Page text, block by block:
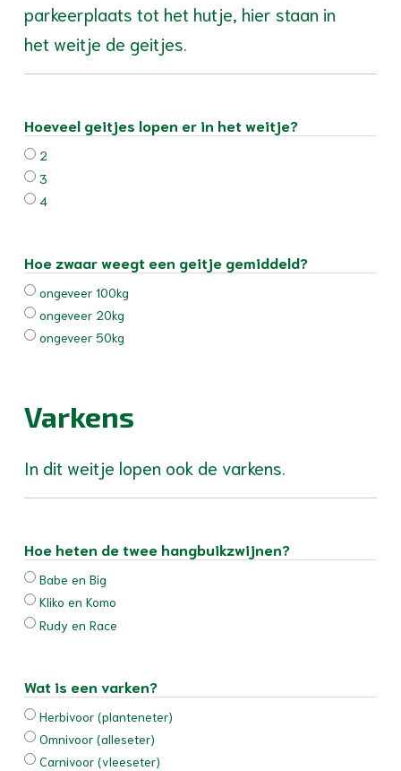
parkeerplaats tot het hutje, hier staan in
het weitje de geitjes.
Hoeveel geitjes lopen er in het weitje?
2
3
4
Hoe zwaar weegt een geitje gemiddeld?
ongeveer 100kg
ongeveer 20kg
ongeveer 50kg
Varkens
In dit weitje lopen ook de varkens.
Hoe heten de twee hangbuikzwijnen?
Babe en Big
Kliko en Komo
Rudy en Race
Wat is een varken?
Herbivoor (planteneter)
Omnivoor (alleseter)
Carnivoor (vleeseter)